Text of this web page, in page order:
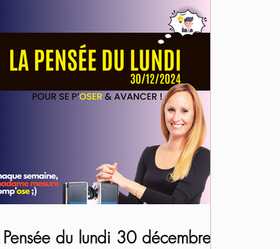
Pensée du lundi 30 décembre